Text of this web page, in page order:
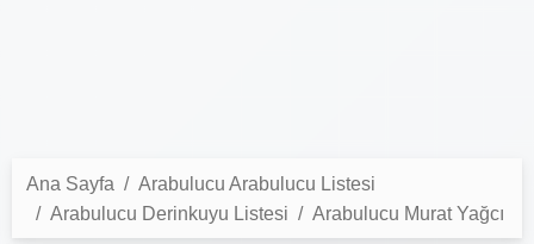
Ana Sayfa
Arabulucu Arabulucu Listesi
Arabulucu Derinkuyu Listesi
Arabulucu Murat Yağcı